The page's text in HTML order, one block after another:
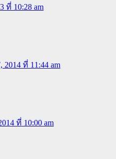
ที่ 10:28 am
2014 ที่ 11:44 am
ที่ 10:00 am